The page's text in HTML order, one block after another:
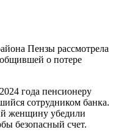
Пензы рассмотрела
о потере
года пенсионеру
сотрудником банка.
женщину убедили
безопасный счет.